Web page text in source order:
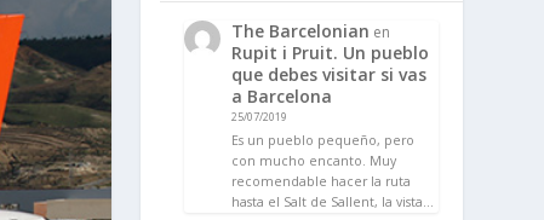
The Barcelonian en
Rupit i Pruit. Un pueblo
que debes visitar si vas
a Barcelona
25/07/2019
Es un pueblo pequeño, pero
con mucho encanto. Muy
recomendable hacer la ruta
hasta el Salt de Sallent, la vista…